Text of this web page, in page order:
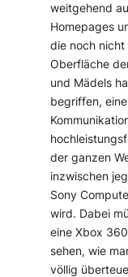
weitgehend
Homepages
die noch nicht
Oberfläche
und Mädels
begriffen,
der ganzen
inzwischen
Sony
wird. Dabei
eine Xbox
sehen, wie
völlig